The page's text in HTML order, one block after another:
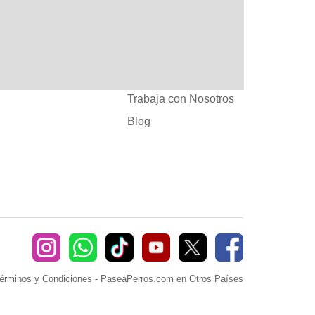
Trabaja con Nosotros
Blog
y Condiciones - PaseaPerros.com en Otros Países